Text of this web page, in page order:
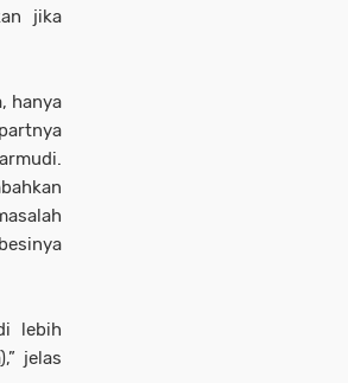
jika
hanya
lebih
jelas